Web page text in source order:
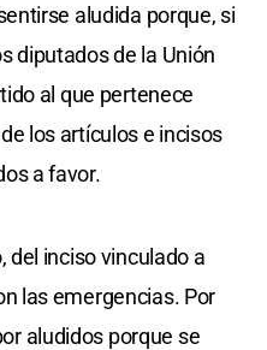
aludida porque, si
diputados de la Unión
al que pertenece
los artículos e incisos
a favor.
del inciso vinculado a
las emergencias. Por
aludidos porque se